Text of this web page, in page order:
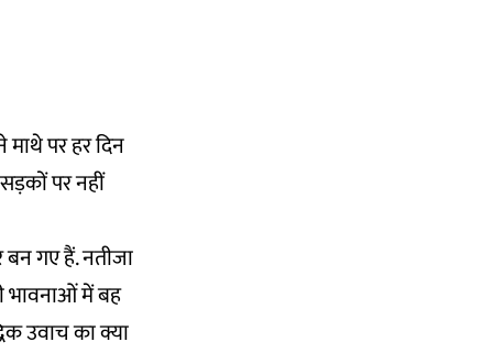
पर हर दिन
पर नहीं
गए हैं. नतीजा
भावनाओं में बह
उवाच का क्या